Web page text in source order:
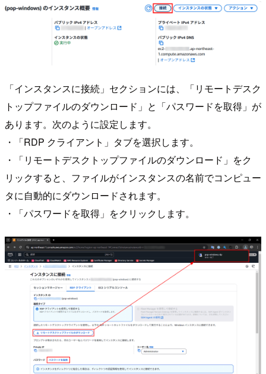
「インスタンスに接続」セクションには、「リモートデスク
トップファイルのダウンロード」と「パスワードを取得」が
あります。次のように設定します。
・「RDP クライアント」タブを選択します。
・「リモートデスクトップファイルのダウンロード」をク
リックすると、ファイルがインスタンスの名前でコンピュー
タに自動的にダウンロードされます。
・「パスワードを取得」をクリックします。